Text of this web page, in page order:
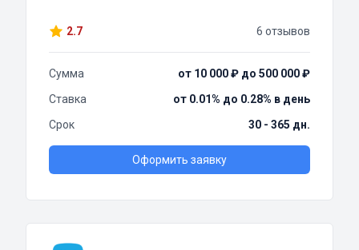
2.7 6 отзывов
Сумма
от 10 000 ₽ до 500 000 ₽
Ставка
от 0.01% до 0.28% в день
Срок
30 - 365 дн.
Оформить заявку